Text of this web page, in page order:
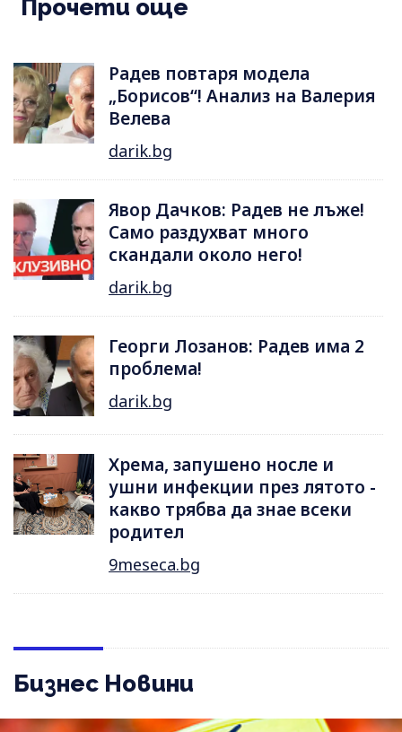
Прочети още
Радев повтаря модела
„Борисов“! Анализ на Валерия
Велева
darik.bg
Явор Дачков: Радев не лъже!
Само раздухват много
скандали около него!
darik.bg
Георги Лозанов: Радев има 2
проблема!
darik.bg
Хрема, запушено носле и
ушни инфекции през лятотo -
какво трябва да знае всеки
родител
9meseca.bg
Бизнес Новини